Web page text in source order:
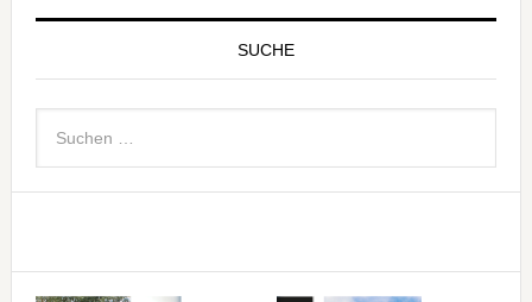
SUCHE